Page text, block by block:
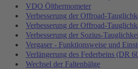
VDO Ölthermometer
Verbesserung der Offroad-
Verbesserung der Offroad-
Verbesserung der Sozius-
Vergaser - Funktionsweise und
Verlängerung des Federbeins (DR
Wechsel der Faltenbälge